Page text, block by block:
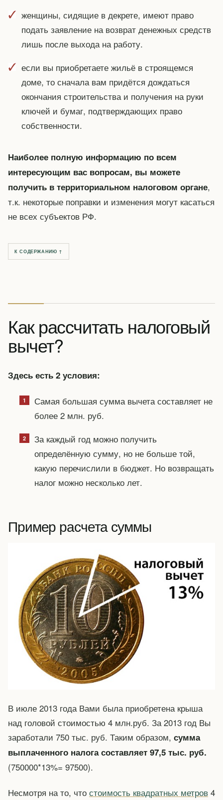
женщины, сидящие в декрете, имеют право
подать заявление на возврат денежных средств
лишь после выхода на работу.
если вы приобретаете жильё в строящемся
доме, то сначала вам придётся дождаться
окончания строительства и получения на руки
ключей и бумаг, подтверждающих право
собственности.
Наиболее полную информацию по всем
интересующим вас вопросам, вы можете
получить в территориальном налоговом органе,
т.к. некоторые поправки и изменения могут касаться
не всех субъектов РФ.
К СОДЕРЖАНИЮ ↑
Как рассчитать налоговый
вычет?
Здесь есть 2 условия:
Самая большая сумма вычета составляет не
более 2 млн. руб.
За каждый год можно получить
определённую сумму, но не больше той,
какую перечислили в бюджет. Но возвращать
налог можно несколько лет.
Пример расчета суммы
В июле 2013 года Вами была приобретена крыша
над головой стоимостью 4 млн.руб. За 2013 год Вы
заработали 750 тыс. руб. Таким образом, сумма
выплаченного налога составляет 97,5 тыс. руб.
(750000*13%= 97500).
Несмотря на то, что стоимость квадратных метров 4